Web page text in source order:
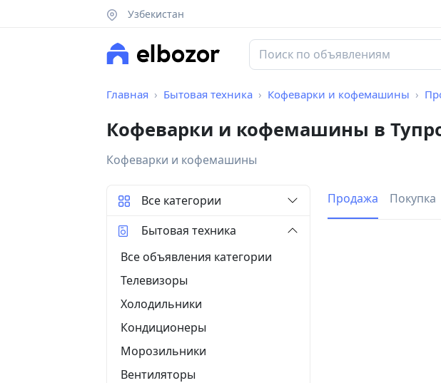
Узбекистан
Главная Бытовая техника Кофеварки и кофемашины
Кофеварки и кофемашины в
Кофеварки и кофемашины
Продажа Покупка
Все категории
Бытовая техника
Все объявления категории
Телевизоры
Холодильники
Кондиционеры
Морозильники
Вентиляторы